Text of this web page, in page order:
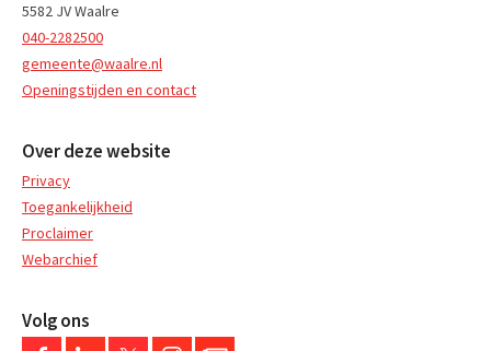
5582 JV Waalre
040-2282500
gemeente@waalre.nl
Openingstijden en contact
Over deze website
Privacy
Toegankelijkheid
Proclaimer
Webarchief
Volg ons